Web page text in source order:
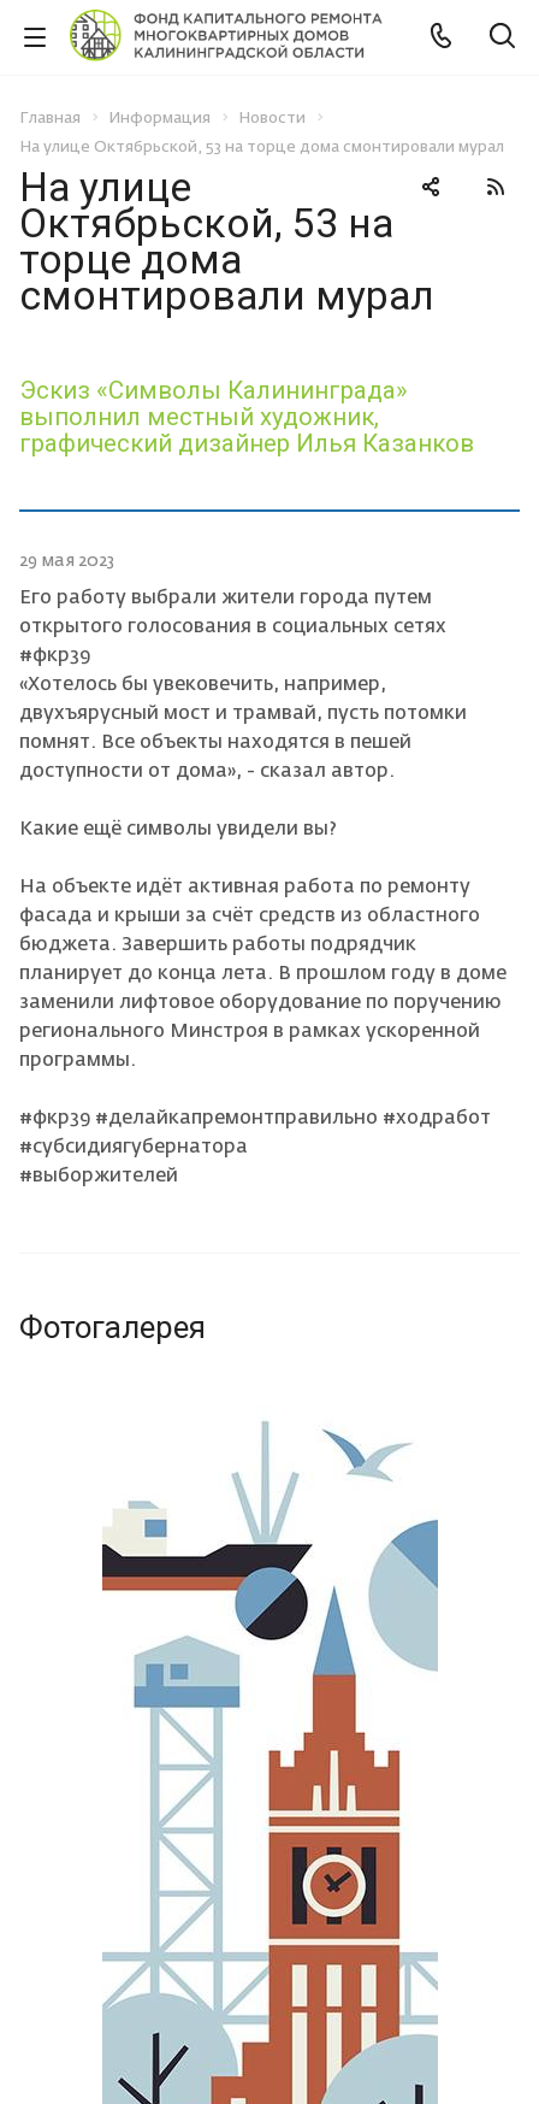
Главная Информация
Новости
На улице Октябрьской, 53 на торце дома смонтировали мурал
На улице
Октябрьской, 53 на
торце дома
смонтировали мурал
Эскиз «Символы Калининграда»
выполнил местный художник,
графический дизайнер Илья Казанков
29 мая 2023
Его работу выбрали жители города путем
открытого голосования в социальных сетях
#фкр39
«Хотелось бы увековечить, например,
двухъярусный мост и трамвай, пусть потомки
помнят. Все объекты находятся в пешей
доступности от дома», - сказал автор.
Какие ещё символы увидели вы?
На объекте идёт активная работа по ремонту
фасада и крыши за счёт средств из областного
бюджета. Завершить работы подрядчик
планирует до конца лета. В прошлом году в доме
заменили лифтовое оборудование по поручению
регионального Минстроя в рамках ускоренной
программы.
#фкр39 #делайкапремонтправильно #ходработ
#субсидиягубернатора
#выборжителей
Фотогалерея